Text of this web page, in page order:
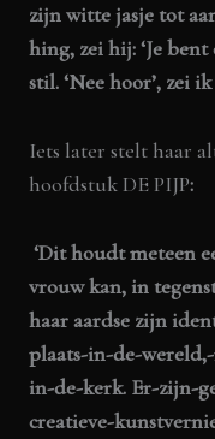
zijn witte jasje tot
hing, zei hij: ‘Je
stil. ‘Nee hoor’, zei
Iets later stelt haar
hoofdstuk DE PIJP:
‘Dit houdt meteen
vrouw kan, in
haar aardse zijn
plaats-in-de-
in-de-kerk. Er-zijn-
creatieve-